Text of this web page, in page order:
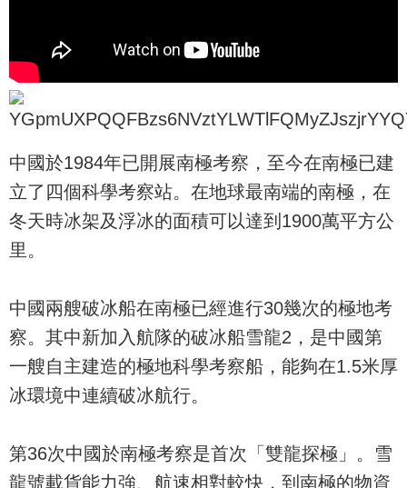
中國於1984年已開展南極考察，至今在南極已建
立了四個科學考察站。在地球最南端的南極，在
冬天時冰架及浮冰的面積可以達到1900萬平方公
里。
中國兩艘破冰船在南極已經進行30幾次的極地考
察。其中新加入航隊的破冰船雪龍2，是中國第
一艘自主建造的極地科學考察船，能夠在1.5米厚
冰環境中連續破冰航行。
第36次中國於南極考察是首次「雙龍探極」。雪
龍號載貨能力強、航速相對較快，到南極的物資